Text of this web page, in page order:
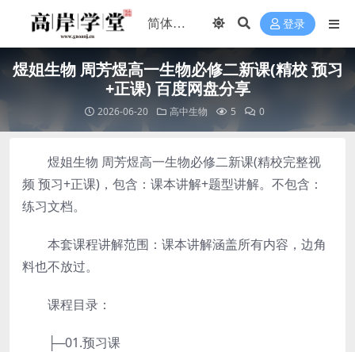
登录
煜姐生物 周芳煜高一生物必修二新课(精校 预习
+正课) 百度网盘分享
2026-06-20 高中生物 5 0
煜姐生物 周芳煜高一生物必修二新课(精校完整视
频 预习+正课)，包含：课本讲解+题型讲解。不包含：
练习文档。
本套课程讲解范围：课本讲解涵盖所有内容，边角
料也不放过。
课程目录：
├─01.预习课